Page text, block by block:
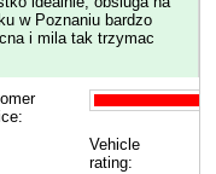
w Poznaniu bardzo
i mila tak trzymac
Vehicle
rating: